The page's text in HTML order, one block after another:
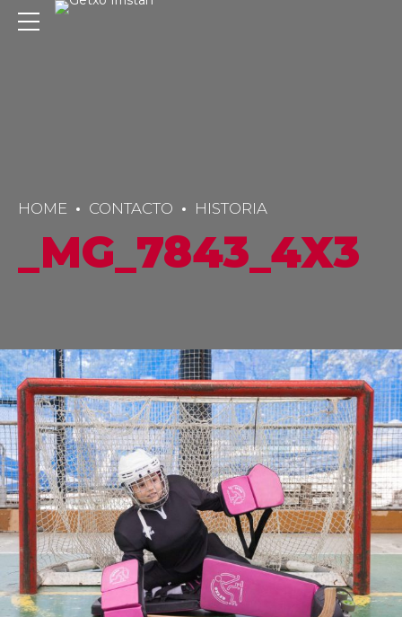
HOME CONTACTO HISTORIA
_MG_7843_4X3